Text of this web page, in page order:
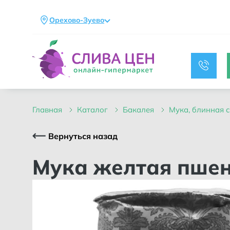
Орехово-Зуево
главная каталог бакалея мука, блинная
Вернуться назад
Мука желтая